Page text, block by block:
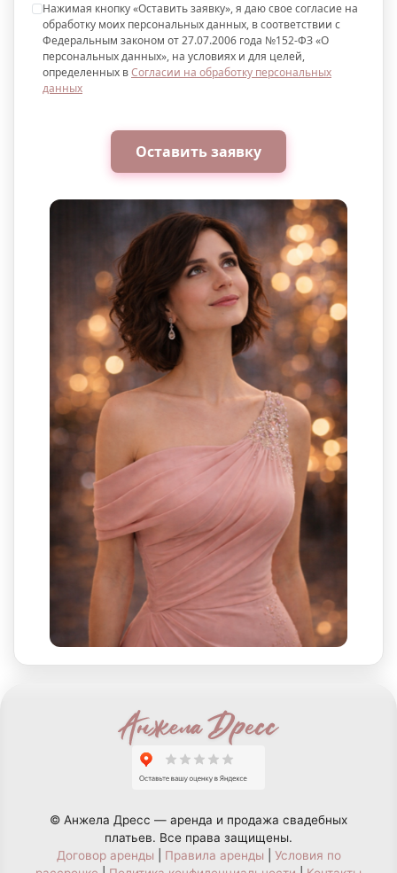
Нажимая кнопку «Оставить заявку», я даю свое согласие на
обработку моих персональных данных, в соответствии с
Федеральным законом от 27.07.2006 года №152-ФЗ «О
персональных данных», на условиях и для целей,
определенных вСогласии на обработку персональных
данных
Оставить заявку
© Анжела Дресс — аренда и продажа свадебных
платьев. Все права защищены.
Договор аренды
Правила аренды
Условия по